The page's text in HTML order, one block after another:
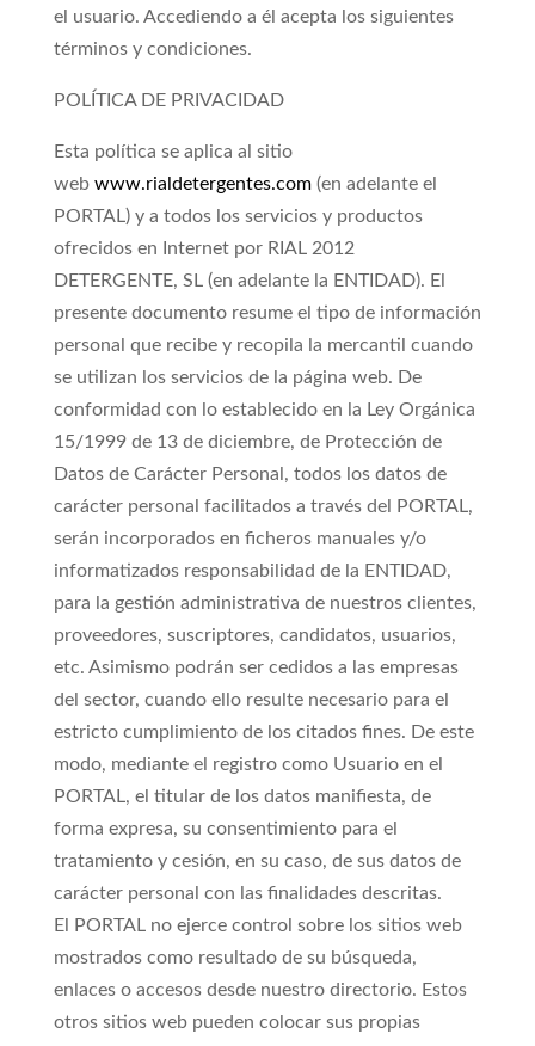
el usuario. Accediendo a él acepta los siguientes
términos y condiciones.
POLÍTICA DE PRIVACIDAD
Esta política se aplica al sitio
web www.rialdetergentes.com(en adelante el
PORTAL) y a todos los servicios y productos
ofrecidos en Internet por RIAL 2012
DETERGENTE, SL (en adelante la ENTIDAD). El
presente documento resume el tipo de información
personal que recibe y recopila la mercantil cuando
se utilizan los servicios de la página web. De
conformidad con lo establecido en la Ley Orgánica
15/1999 de 13 de diciembre, de Protección de
Datos de Carácter Personal, todos los datos de
carácter personal facilitados a través del PORTAL,
serán incorporados en ficheros manuales y/o
informatizados responsabilidad de la ENTIDAD,
para la gestión administrativa de nuestros clientes,
proveedores, suscriptores, candidatos, usuarios,
etc. Asimismo podrán ser cedidos a las empresas
del sector, cuando ello resulte necesario para el
estricto cumplimiento de los citados fines. De este
modo, mediante el registro como Usuario en el
PORTAL, el titular de los datos manifiesta, de
forma expresa, su consentimiento para el
tratamiento y cesión, en su caso, de sus datos de
carácter personal con las finalidades descritas.
El PORTAL no ejerce control sobre los sitios web
mostrados como resultado de su búsqueda,
enlaces o accesos desde nuestro directorio. Estos
otros sitios web pueden colocar sus propias